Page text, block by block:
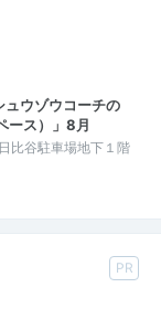
ュウゾウコーチの
ース）」8月
比谷駐車場地下１階
PR